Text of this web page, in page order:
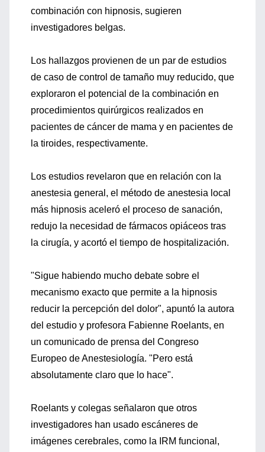
combinación con hipnosis, sugieren
investigadores belgas.
Los hallazgos provienen de un par de estudios
de caso de control de tamaño muy reducido, que
exploraron el potencial de la combinación en
procedimientos quirúrgicos realizados en
pacientes de cáncer de mama y en pacientes de
la tiroides, respectivamente.
Los estudios revelaron que en relación con la
anestesia general, el método de anestesia local
más hipnosis aceleró el proceso de sanación,
redujo la necesidad de fármacos opiáceos tras
la cirugía, y acortó el tiempo de hospitalización.
"Sigue habiendo mucho debate sobre el
mecanismo exacto que permite a la hipnosis
reducir la percepción del dolor", apuntó la autora
del estudio y profesora Fabienne Roelants, en
un comunicado de prensa del Congreso
Europeo de Anestesiología. "Pero está
absolutamente claro que lo hace".
Roelants y colegas señalaron que otros
investigadores han usado escáneres de
imágenes cerebrales, como la IRM funcional,